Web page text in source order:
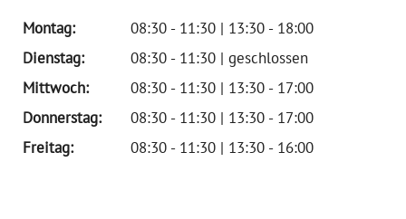
Montag:
08:30 - 11:30 | 13:30 - 18:00
Dienstag:
08:30 - 11:30 | geschlossen
Mittwoch:
08:30 - 11:30 | 13:30 - 17:00
Donnerstag:
08:30 - 11:30 | 13:30 - 17:00
Freitag:
08:30 - 11:30 | 13:30 - 16:00